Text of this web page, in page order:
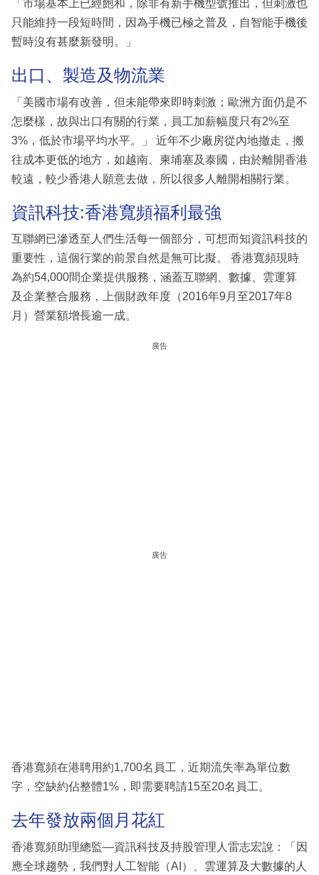
「市場基本上已經飽和，除非有新手機型號推出，但刺激也
只能維持一段短時間，因為手機已極之普及，自智能手機後
暫時沒有甚麼新發明。」
出口、製造及物流業
「美國市場有改善，但未能帶來即時刺激；歐洲方面仍是不
怎麼樣，故與出口有關的行業，員工加薪幅度只有2%至
3%，低於市場平均水平。」 近年不少廠房從內地撤走，搬
往成本更低的地方，如越南、柬埔塞及泰國，由於離開香港
較遠，較少香港人願意去做，所以很多人離開相關行業。
資訊科技:香港寬頻福利最強
互聯網已滲透至人們生活每一個部分，可想而知資訊科技的
重要性，這個行業的前景自然是無可比擬。 香港寬頻現時
為約54,000間企業提供服務，涵蓋互聯網、數據、雲運算
及企業整合服務，上個財政年度（2016年9月至2017年8
月）營業額增長逾一成。
廣告
廣告
香港寬頻在港聘用約1,700名員工，近期流失率為單位數
字，空缺約佔整體1%，即需要聘請15至20名員工。
去年發放兩個月花紅
香港寬頻助理總監—資訊科技及持股管理人雷志宏說：「因
應全球趨勢，我們對人工智能（AI）、雲運算及大數據的人